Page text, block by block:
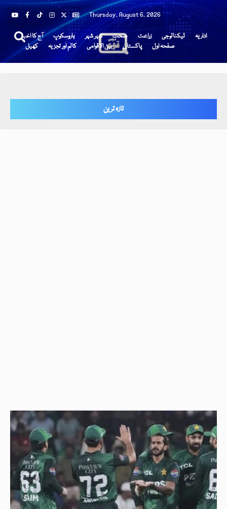
Thursday, August 6, 2026
آج کا اخبار ہاروسکوپ شہر شہر صحت زراعت ٹیکنالوجی
اداریہ
کھیل
کالم اور تجزیہ بین الاقوامی پاکستان صفحہ اول
تازہ ترین